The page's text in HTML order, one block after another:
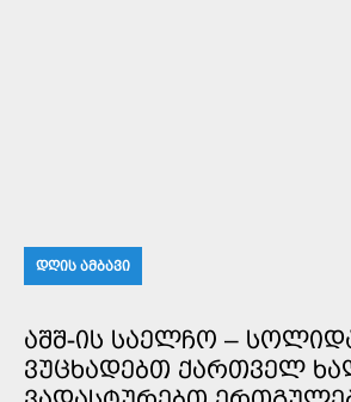
ᲓᲦᲘᲡ ᲐᲛᲑᲐᲕᲘ
ᲐᲨᲨ-ᲘᲡ ᲡᲐᲔᲚᲩᲝ –
ᲕᲣᲪᲮᲐᲓᲔᲑᲗ ᲥᲐᲠᲗᲕᲔᲚ